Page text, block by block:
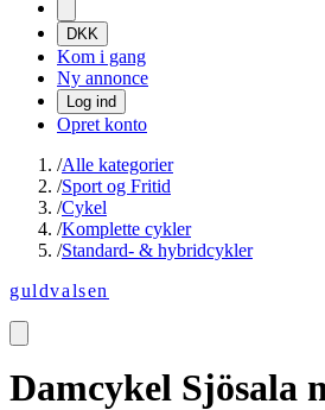
DKK
Kom i gang
Ny annonce
Log ind
Opret konto
/Alle kategorier
/Sport og Fritid
/Cykel
/Komplette cykler
/Standard- & hybridcykler
guldvalsen
Damcykel Sjösala